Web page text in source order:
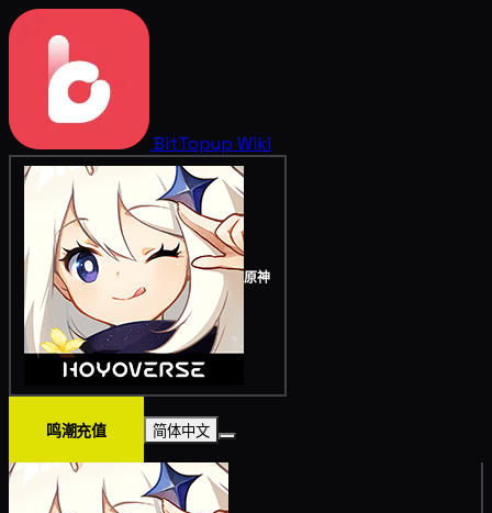
BitTopup Wiki
原神
鸣潮充值 简体中文